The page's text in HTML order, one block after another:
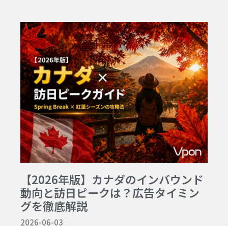
【2026年版】カナダのインバウンド
動向と訪日ピークは？広告タイミン
グを徹底解説
2026-06-03